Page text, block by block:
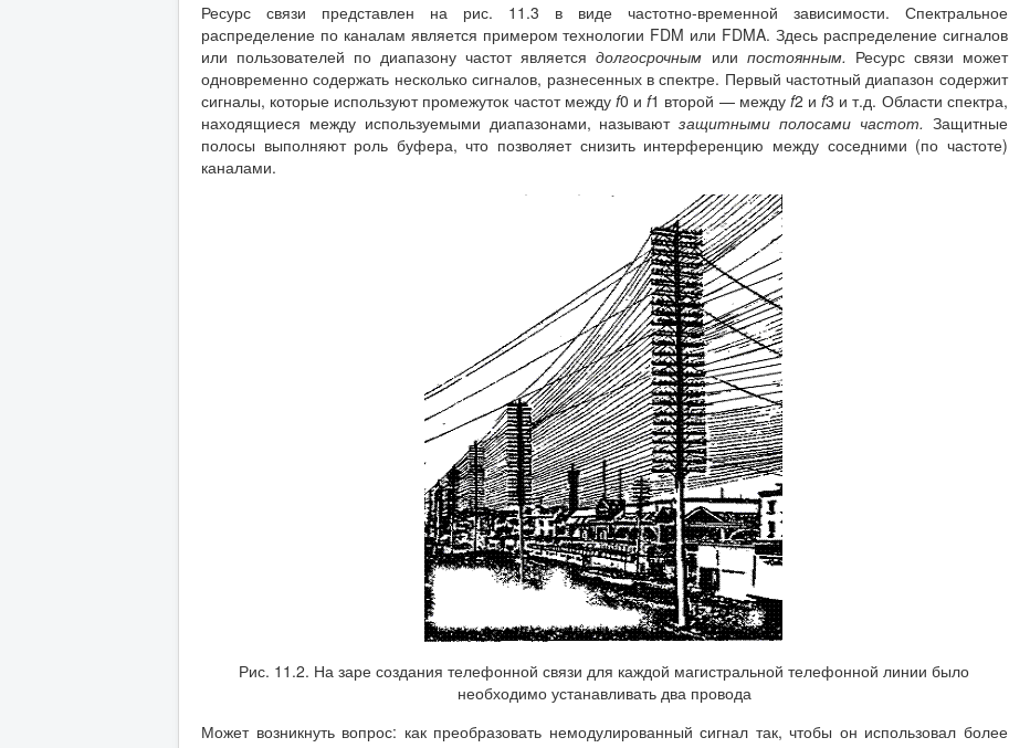
Ресурс связи представлен на рис. 11.3 в виде частотно-временной зависимости. Спектральное
распределение по каналам является примером технологии FDM или FDMA. Здесь распределение сигналов
или пользователей по диапазону частот являетсядолгосрочным или постоянным. Ресурс связи может
одновременно содержать несколько сигналов, разнесенных в спектре. Первый частотный диапазон содержит
сигналы, которые используют промежуток частот между f0 иf1 второй — между f2 иf3 и т.д. Области спектра,
находящиеся между используемыми диапазонами, называютзащитными полосами частот. Защитные
полосы выполняют роль буфера, что позволяет снизить интерференцию между соседними (по частоте)
каналами.
Рис. 11.2. На заре создания телефонной связи для каждой магистральной телефонной линии было
необходимо устанавливать два провода
Может возникнуть вопрос: как преобразовать немодулированный сигнал так, чтобы он использовал более